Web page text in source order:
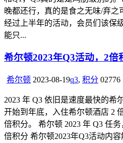
晚都还行，真的是食之无味/弃之
经过上半年的活动，会员们该保
能只...
希尔顿2023年Q3活动，2倍
希尔顿 2023-08-19q3, 积分 02776
2023 年 Q3 依旧是速度最快的希
开始到年底，入住希尔顿酒店 2
倍积分。 希尔顿 2023 年 Q3 任
倍积分 希尔顿2023年Q3活动内